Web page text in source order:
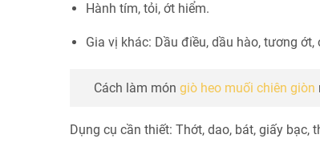
Hành tím, tỏi, ớt hiểm.
Gia vị khác: Dầu điều, dầu hào, tương
Cách làm món giò heo muối chiên giòn
Dụng cụ cần thiết: Thớt, dao, bát, giấy bạc,